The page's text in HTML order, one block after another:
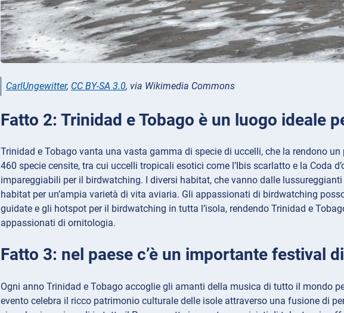
CarlUngewitter, CC BY-SA 3.0, via Wikimedia Commons
Fatto 2: Trinidad e Tobago è un luogo ideale
Trinidad e Tobago vanta una vasta gamma di specie di uccelli, che la rendono
460 specie censite, tra cui uccelli tropicali esotici come l’Ibis scarlatto e la Coda
impareggiabili per il birdwatching. I diversi habitat, che vanno dalle
habitat per un’ampia varietà di vita aviaria. Gli appassionati di birdwatching
guidate e gli hotspot per il birdwatching in tutta l’isola, rendendo Trinidad e
appassionati di ornitologia.
Fatto 3: nel paese c’è un importante festival
Ogni anno Trinidad e Tobago accoglie gli amanti della musica di tutto il mondo
evento celebra il ricco patrimonio culturale delle isole attraverso una fusione di